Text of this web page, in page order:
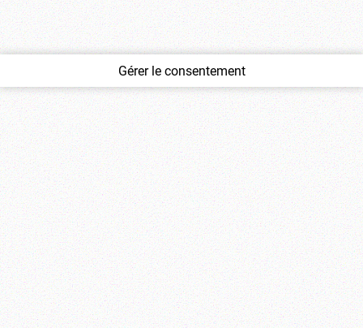
Gérer le consentement